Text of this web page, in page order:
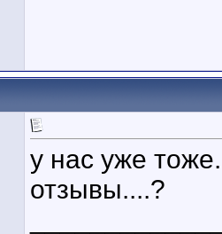
у нас уже
отзывы....?